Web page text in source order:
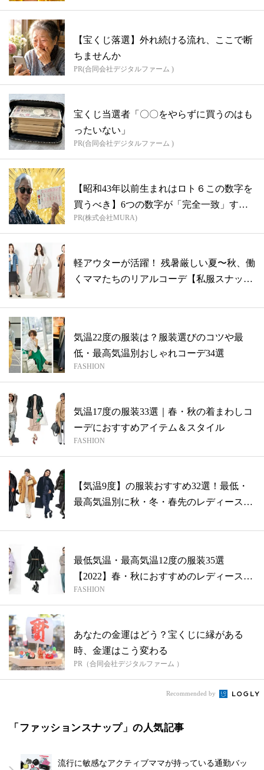
【宝くじ落選】外れ続ける流れ、ここで断
ちませんか
PR(合同会社デジタルファーム )
宝くじ当選者「〇〇をやらずに買うのはも
ったいない」
PR(合同会社デジタルファーム )
【昭和43年以前生まれはロト６この数字を
買うべき】6つの数字が「完全一致」する
方...
PR(株式会社MURA)
軽アウターが活躍！ 残暑厳しい夏〜秋、働
くママたちのリアルコーデ【私服スナッ
気温22度の服装は？服装選びのコツや最
低・最高気温別おしゃれコーデ34選
FASHION
気温17度の服装33選｜春・秋の着まわしコ
ーデにおすすめアイテム＆スタイル
FASHION
【気温9度】の服装おすすめ32選！最低・
最高気温別に秋・冬・春先のレディースコ
最低気温・最高気温12度の服装35選
【2022】春・秋におすすめのレディースコ
ー...
FASHION
あなたの金運はどう？宝くじに縁がある
時、金運はこう変わる
PR（合同会社デジタルファーム ）
Recommended by
「ファッションスナップ」の人気記事
流行に敏感なアクティブママが持っている通勤バッ